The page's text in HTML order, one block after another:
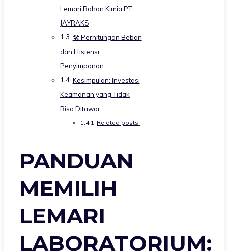
Lemari Bahan Kimia PT
JAYRAKS
🛠️ Perhitungan Beban
dan Efisiensi
Penyimpanan
Kesimpulan: Investasi
Keamanan yang Tidak
Bisa Ditawar
Related posts:
PANDUAN
MEMILIH
LEMARI
LABORATORIUM: